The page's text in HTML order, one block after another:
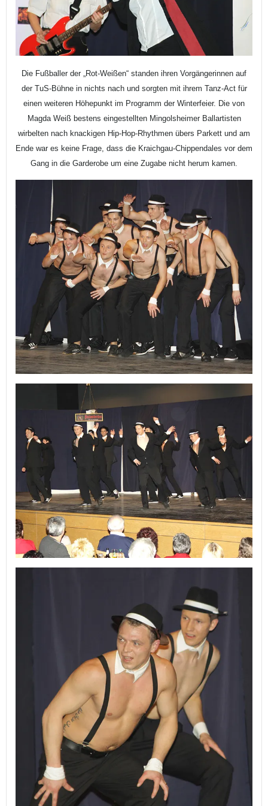
Die Fußballer der „Rot-Weißen“ standen ihren Vorgängerinnen auf
der TuS-Bühne in nichts nach und sorgten mit ihrem Tanz-Act für
einen weiteren Höhepunkt im Programm der Winterfeier. Die von
Magda Weiß bestens eingestellten Mingolsheimer Ballartisten
wirbelten nach knackigen Hip-Hop-Rhythmen übers Parkett und am
Ende war es keine Frage, dass die Kraichgau-Chippendales vor dem
Gang in die Garderobe um eine Zugabe nicht herum kamen.